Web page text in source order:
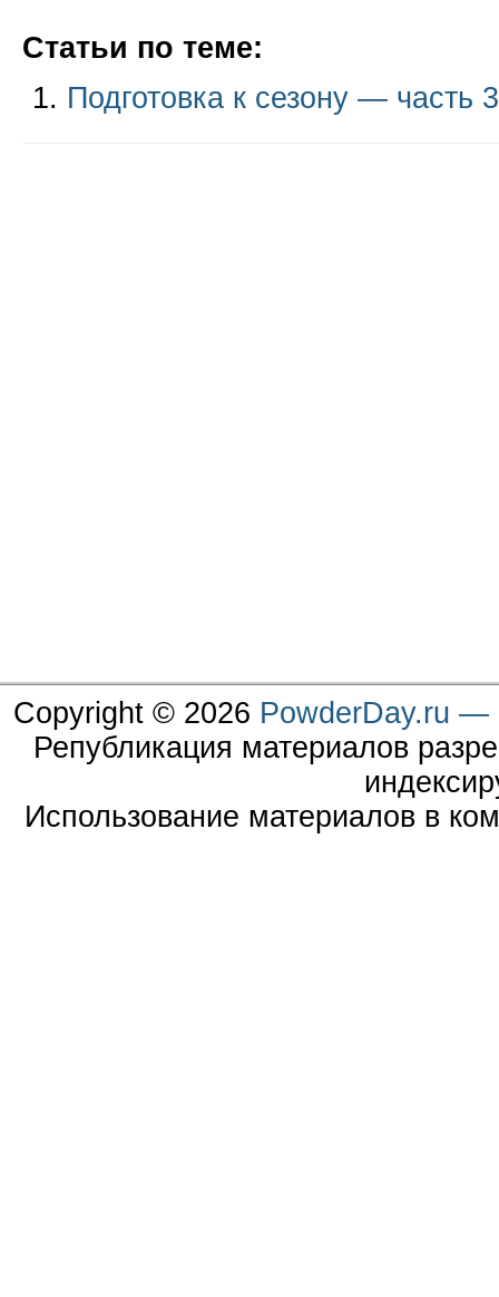
Статьи по теме:
Подготовка к сезону —
Copyright © 2026 PowderDay.ru —
Републикация материалов
Использование материалов в